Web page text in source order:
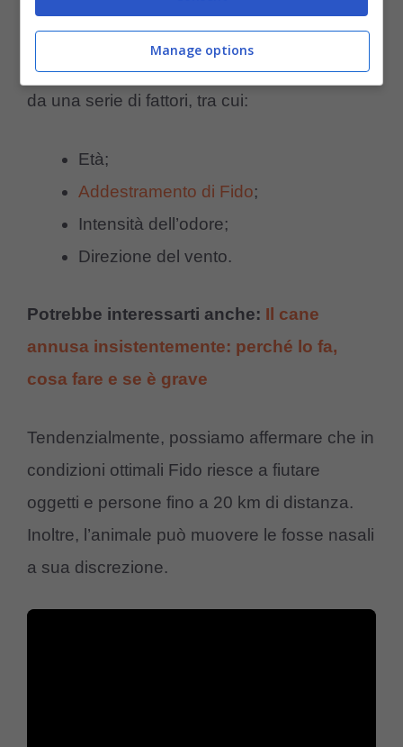
Fino a che distanza il cane può sentire un
odore? La risposta non è univoca, e dipende
da una serie di fattori, tra cui:
Età;
Addestramento di Fido;
Intensità dell’odore;
Direzione del vento.
Potrebbe interessarti anche: Il cane
annusa insistentemente: perché lo fa,
cosa fare e se è grave
Tendenzialmente, possiamo affermare che in
condizioni ottimali Fido riesce a fiutare
oggetti e persone fino a 20 km di distanza.
Inoltre, l’animale può muovere le fosse nasali
a sua discrezione.
Manage options